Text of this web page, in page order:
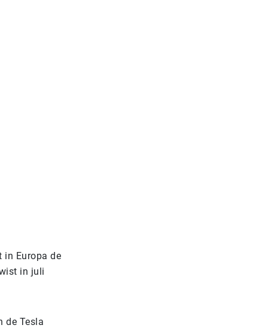
in Europa de
in juli
de Tesla